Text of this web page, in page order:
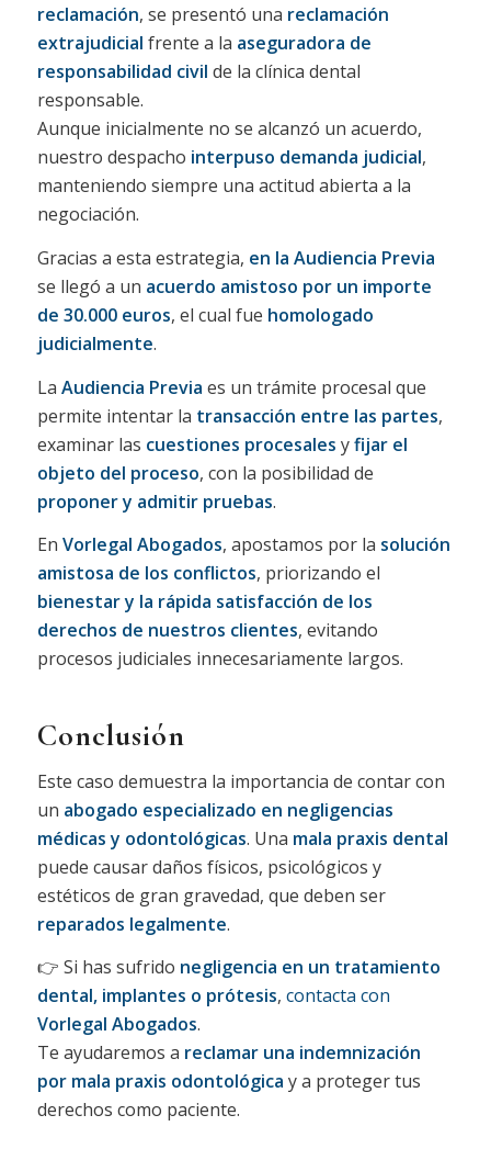
reclamación, se presentó una reclamación
extrajudicial frente a la aseguradora de
responsabilidad civil de la clínica dental
responsable.
Aunque inicialmente no se alcanzó un acuerdo,
nuestro despacho interpuso demanda judicial,
manteniendo siempre una actitud abierta a la
negociación.
Gracias a esta estrategia, en la Audiencia Previa
se llegó a un acuerdo amistoso por un importe
de 30.000 euros, el cual fue homologado
judicialmente.
La Audiencia Previa es un trámite procesal que
permite intentar la transacción entre las partes,
examinar las cuestiones procesales yfijar el
objeto del proceso, con la posibilidad de
proponer y admitir pruebas.
En Vorlegal Abogados, apostamos por la solución
amistosa de los conflictos, priorizando el
bienestar y la rápida satisfacción de los
derechos de nuestros clientes, evitando
procesos judiciales innecesariamente largos.
Conclusión
Este caso demuestra la importancia de contar con
un abogado especializado en negligencias
médicas y odontológicas. Una mala praxis dental
puede causar daños físicos, psicológicos y
estéticos de gran gravedad, que deben ser
reparados legalmente.
👉 Si has sufrido negligencia en un tratamiento
dental, implantes o prótesis, contacta con
Vorlegal Abogados.
Te ayudaremos a reclamar una indemnización
por mala praxis odontológica y a proteger tus
derechos como paciente.